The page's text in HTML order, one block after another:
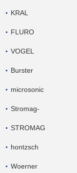
KRAL
FLURO
VOGEL
Burster
microsonic
Stromag-
STROMAG
hontzsch
Woerner